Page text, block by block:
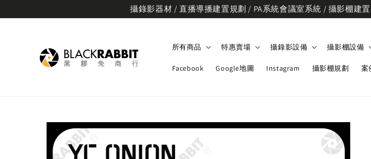
攝錄影器材 / 直播導播建置規劃 / PA系統會議室系統 / 攝影棚建
所有商品 特惠賣場 攝錄影設備 攝影棚設備
Facebook Google地圖 Instagram 攝影棚規劃 案